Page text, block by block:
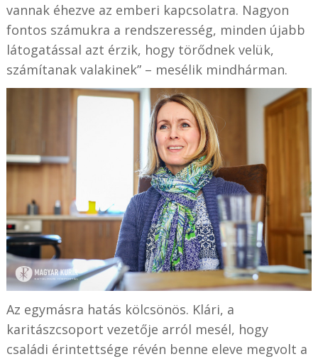
vannak éhezve az emberi kapcsolatra. Nagyon
fontos számukra a rendszeresség, minden újabb
látogatással azt érzik, hogy törődnek velük,
számítanak valakinek” – mesélik mindhárman.
Az egymásra hatás kölcsönös. Klári, a
karitászcsoport vezetője arról mesél, hogy
családi érintettsége révén benne eleve megvolt a